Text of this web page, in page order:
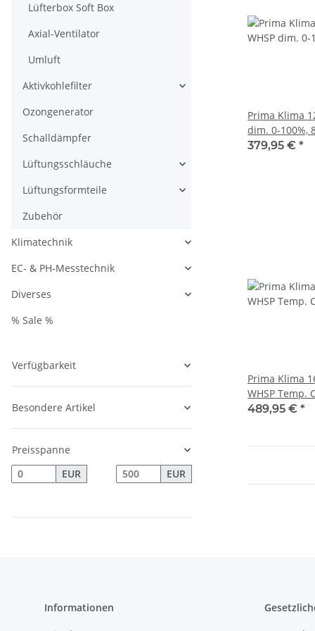
Prima Klima
dim. 0-100%,
379,95 € *
Prima Klima
WHSP Temp.
489,95 € *
Lüfterbox Soft Box
Axial-Ventilator
Umluft
Aktivkohlefilter
Ozongenerator
Schalldämpfer
Lüftungsschläuche
Lüftungsformteile
Zubehör
Klimatechnik
EC- & PH-Messtechnik
Diverses
% Sale %
Verfügbarkeit
Besondere Artikel
Preisspanne
EUR
EUR
Informationen